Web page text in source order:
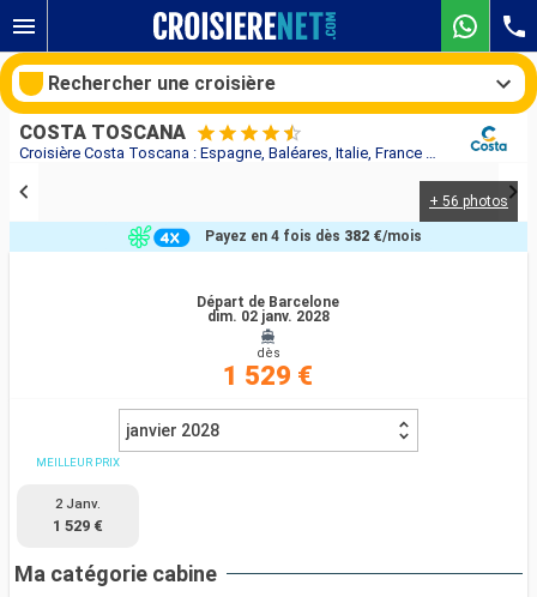
Croisière Costa Toscana : Espagne, Baléares, Italie, France au départ de Barcelone
COSTA TOSCANA
+ 56 photos
Départ de Barcelone
dim. 02 janv. 2028
dès
1 529 €
Payez en 4 fois dès 382 €/mois
janvier 2028
MEILLEUR PRIX
2 Janv.
1 529 €
Ma catégorie cabine
Rechercher une croisière
Compagnies
Rechercher